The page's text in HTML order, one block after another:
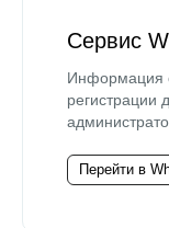
Сервис
Информация
регистрации
Перейти в